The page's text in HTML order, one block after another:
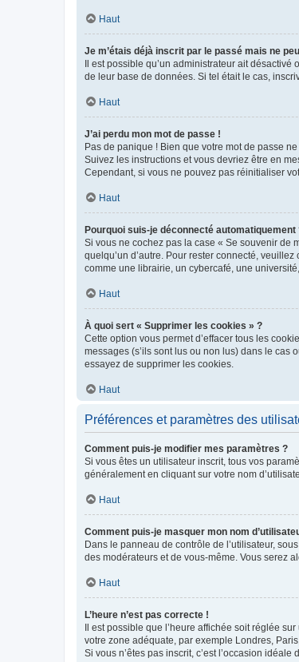
Haut
Je m’étais déjà inscrit par le passé mais ne
Il est possible qu’un administrateur ait
de leur base de données. Si tel était le cas,
Haut
J’ai perdu mon mot de passe !
Pas de panique ! Bien que votre mot de passe
Suivez les instructions et vous devriez être en
Cependant, si vous ne pouvez pas réinitialiser
Haut
Pourquoi suis-je déconnecté automatiquement
Si vous ne cochez pas la case « Se souvenir de
quelqu’un d’autre. Pour rester connecté,
comme une librairie, un cybercafé, une
Haut
À quoi sert « Supprimer les cookies » ?
Cette option vous permet d’effacer tous les
messages (s’ils sont lus ou non lus) dans le cas
essayez de supprimer les cookies.
Haut
Préférences et paramètres des
Comment puis-je modifier mes paramètres ?
Si vous êtes un utilisateur inscrit, tous vos
généralement en cliquant sur votre nom
Haut
Comment puis-je masquer mon nom
Dans le panneau de contrôle de l’utilisateur,
des modérateurs et de vous-même. Vous serez
Haut
L’heure n’est pas correcte !
Il est possible que l’heure affichée soit réglée
votre zone adéquate, par exemple Londres,
Si vous n’êtes pas inscrit, c’est l’occasion idéale